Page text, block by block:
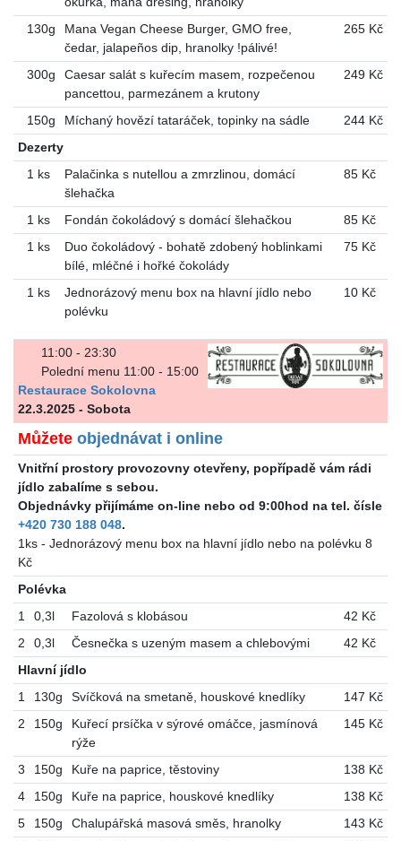
130g
Mana Vegan Cheese Burger, GMO free,
čedar, jalapeños dip, hranolky !pálivé!
265 Kč
300g
Caesar salát s kuřecím masem, rozpečenou
pancettou, parmezánem a krutony
249 Kč
150g Míchaný hovězí tataráček, topinky na sádle
244 Kč
Dezerty
1 ks
Palačinka s nutellou a zmrzlinou, domácí
šlehačka
85 Kč
1 ks Fondán čokoládový s domácí šlehačkou
85 Kč
1 ks
Duo čokoládový - bohatě zdobený hoblinkami
bílé, mléčné i hořké čokolády
75 Kč
1 ks
Jednorázový menu box na hlavní jídlo nebo
polévku
10 Kč
11:00 - 23:30
Polední menu 11:00 - 15:00
Restaurace Sokolovna
22.3.2025 - Sobota
Můžete objednávat i online
Vnitřní prostory provozovny otevřeny, popřípadě vám rádi
jídlo zabalíme s sebou.
Objednávky přijímáme on-line nebo od 9:00hod na tel. čísle
+420 730 188 048.
1ks - Jednorázový menu box na hlavní jídlo nebo na polévku 8
Kč
Polévka
1
0,3l Fazolová s klobásou
42 Kč
2
0,3l Česnečka s uzeným masem a chlebovými
42 Kč
Hlavní jídlo
1
130g Svíčková na smetaně, houskové knedlíky
147 Kč
2
150g
Kuřecí prsíčka v sýrové omáčce, jasmínová
rýže
145 Kč
3 150g Kuře na paprice, těstoviny
138 Kč
4
150g Kuře na paprice, houskové knedlíky
138 Kč
5
150g Chalupářská masová směs, hranolky
143 Kč